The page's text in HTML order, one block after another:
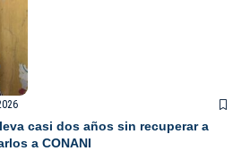
casi dos años sin recuperar a
a CONANI